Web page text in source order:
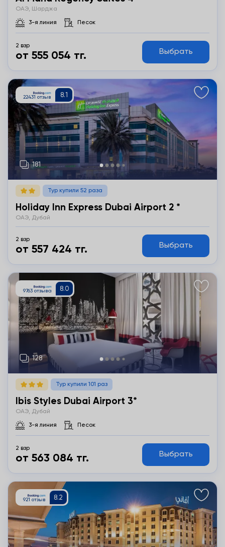
ОАЭ, Шарджа
3-я линия Песок
2 взр
от 555 054 тг. Выбрать
Тур купили 52 раза
Holiday Inn Express Dubai Airport 2 *
ОАЭ, Дубай
2 взр
от 557 424 тг. Выбрать
Подробнее
Тур купили 101 раз
Ibis Styles Dubai Airport 3*
ОАЭ, Дубай
3-я линия Песок
2 взр
от 563 084 тг. Выбрать
Подробнее
Подробнее